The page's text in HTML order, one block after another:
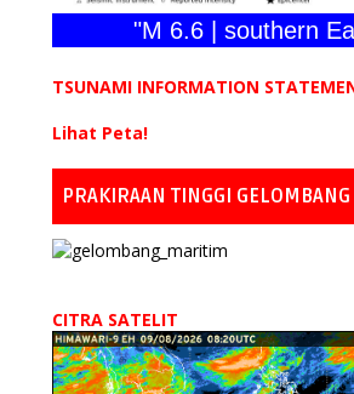
"M 6.6 | southern East
TSUNAMI INFORMATION
Lihat Peta!
PRAKIRAAN TINGGI GELOMBANG
CITRA SATELIT